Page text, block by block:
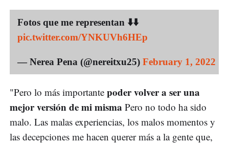
Fotos que me representan ⬇️⬇️
pic.twitter.com/YNKUVh6HEp
— Nerea Pena (@nereitxu25) February 1, 2022
"Pero lo más importante poder volver a ser una
mejor versión de mi misma Pero no todo ha sido
malo. Las malas experiencias, los malos momentos y
las decepciones me hacen querer más a la gente que,